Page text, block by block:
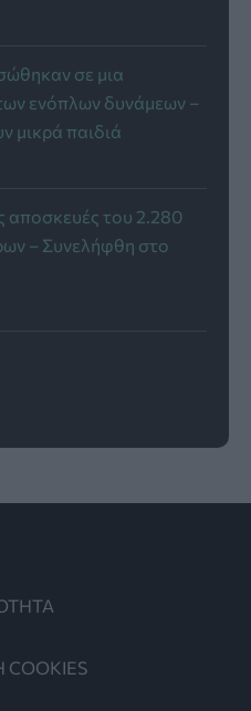
σε μια
ενόπλων δυνάμεων –
μικρά παιδιά
αποσκευές του 2.280
– Συνελήφθη στο
COOKIES